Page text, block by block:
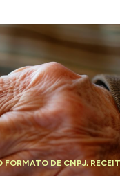
FORMATO DE CNPJ,